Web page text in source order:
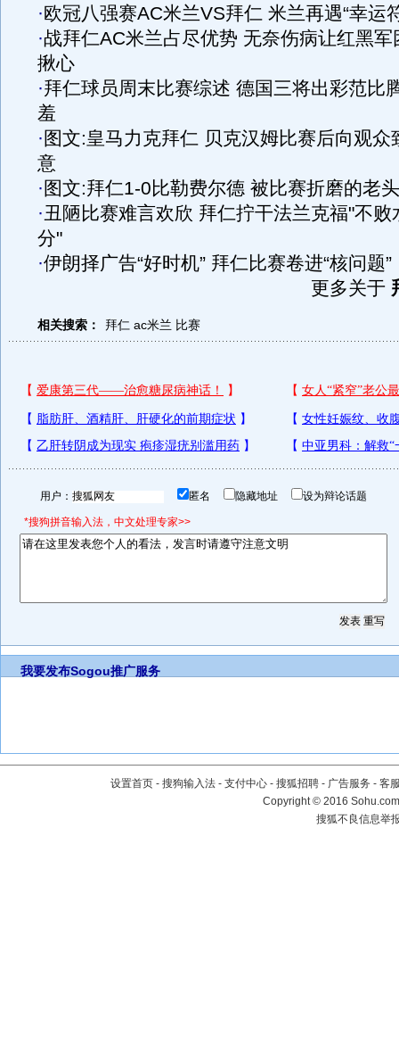
·欧冠八强赛AC米兰VS拜仁 米兰再遇“幸运
·战拜仁AC米兰占尽优势 无奈伤病让红黑军
揪心
·拜仁球员周末比赛综述 德国三将出彩范比
羞
· 图文:皇马力克拜仁 贝克汉姆比赛后向观众
意
· 图文:拜仁1-0比勒费尔德 被比赛折磨的老头
·丑陋比赛难言欢欣 拜仁拧干法兰克福"不败
分"
·伊朗择广告“好时机” 拜仁比赛卷进“核问题”
更多关于
相关搜索： 拜仁 ac米兰 比赛
用户： 匿名 隐藏地址 设为辩论话题
*搜狗拼音输入法，中文处理专家>>
我要发布Sogou推广服务
设置首页 - 搜狗输入法 - 支付中心 - 搜狐招聘 - 广告服务 - 客
Copyright©2016
搜狐不良信息举